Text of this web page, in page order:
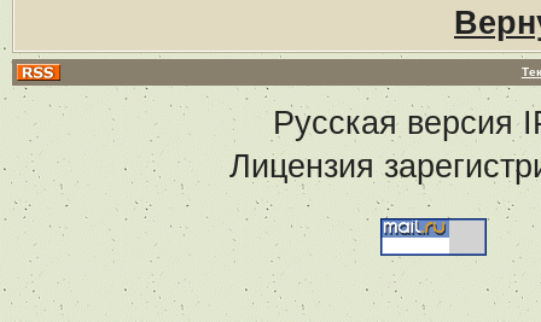
Русская версия
Лицензия